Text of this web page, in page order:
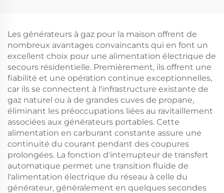
en énergie
Les générateurs à gaz pour la maison offrent de
nombreux avantages convaincants qui en font un
excellent choix pour une alimentation électrique de
secours résidentielle. Premièrement, ils offrent une
fiabilité et une opération continue exceptionnelles,
car ils se connectent à l'infrastructure existante de
gaz naturel ou à de grandes cuves de propane,
éliminant les préoccupations liées au ravitaillement
associées aux générateurs portables. Cette
alimentation en carburant constante assure une
continuité du courant pendant des coupures
prolongées. La fonction d'interrupteur de transfert
automatique permet une transition fluide de
l'alimentation électrique du réseau à celle du
générateur, généralement en quelques secondes